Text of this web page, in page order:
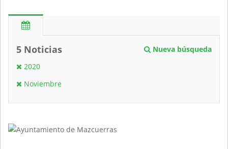
5 Noticias
Nueva búsqueda
2020
Noviembre